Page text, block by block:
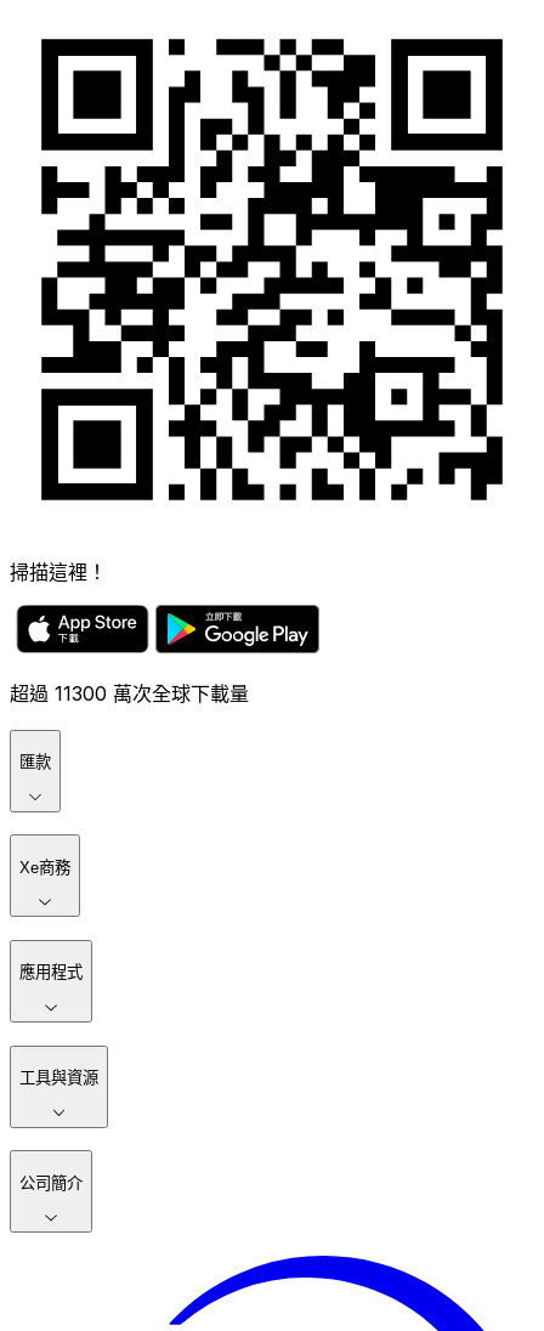
掃描這裡！
超過 11300 萬次全球下載量
匯款
Xe商務
應用程式
工具與資源
公司簡介